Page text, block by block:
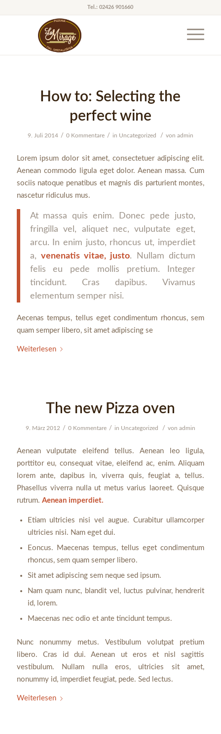
Tel.: 02426 901660
How to: Selecting the
perfect wine
9. Juli 2014 / 0 Kommentare / in Uncategorized / von admin
Lorem ipsum dolor sit amet, consectetuer adipiscing elit.
Aenean commodo ligula eget dolor. Aenean massa. Cum
sociis natoque penatibus et magnis dis parturient montes,
nascetur ridiculus mus.
At massa quis enim. Donec pede justo,
fringilla vel, aliquet nec, vulputate eget,
arcu. In enim justo, rhoncus ut, imperdiet
a, venenatis vitae, justo. Nullam dictum
felis eu pede mollis pretium. Integer
tincidunt. Cras dapibus. Vivamus
elementum semper nisi.
Aecenas tempus, tellus eget condimentum rhoncus, sem
quam semper libero, sit amet adipiscing se
Weiterlesen
The new Pizza oven
9. März 2012 / 0 Kommentare / in Uncategorized / von admin
Aenean vulputate eleifend tellus. Aenean leo ligula,
porttitor eu, consequat vitae, eleifend ac, enim. Aliquam
lorem ante, dapibus in, viverra quis, feugiat a, tellus.
Phasellus viverra nulla ut metus varius laoreet. Quisque
rutrum. Aenean imperdiet.
Etiam ultricies nisi vel augue. Curabitur ullamcorper
ultricies nisi. Nam eget dui.
Eoncus. Maecenas tempus, tellus eget condimentum
rhoncus, sem quam semper libero.
Sit amet adipiscing sem neque sed ipsum.
Nam quam nunc, blandit vel, luctus pulvinar, hendrerit
id, lorem.
Maecenas nec odio et ante tincidunt tempus.
Nunc nonummy metus. Vestibulum volutpat pretium
libero. Cras id dui. Aenean ut eros et nisl sagittis
vestibulum. Nullam nulla eros, ultricies sit amet,
nonummy id, imperdiet feugiat, pede. Sed lectus.
Weiterlesen